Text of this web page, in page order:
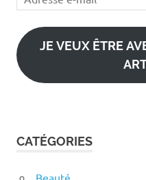
e-
mail
JE VEUX ÊTRE
CATÉGORIES